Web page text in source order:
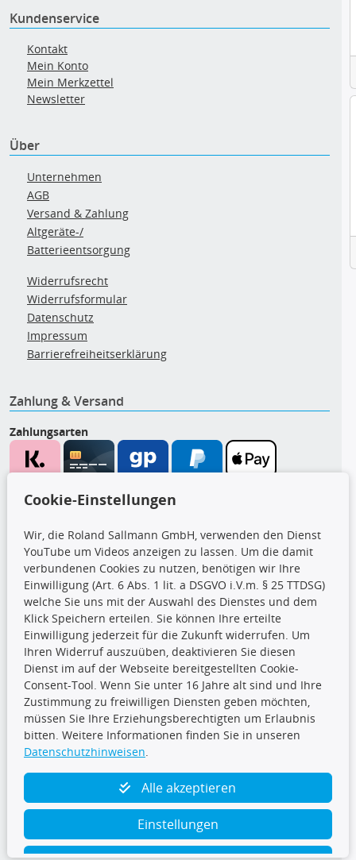
Kundenservice
Kontakt
Mein Konto
Mein Merkzettel
Newsletter
Über
Unternehmen
AGB
Versand & Zahlung
Altgeräte-/
Batterieentsorgung
Widerrufsrecht
Widerrufsformular
Datenschutz
Impressum
Barrierefreiheitserklärung
Zahlung & Versand
Zahlungsarten
CARAT Gruppe
Folge uns
TecDoc Inside
Cookie-Einstellungen
Wir, die Roland Sallmann GmbH, verwenden den Dienst
YouTube um Videos anzeigen zu lassen. Um die damit
verbundenen Cookies zu nutzen, benötigen wir Ihre
Einwilligung (Art. 6 Abs. 1 lit. a DSGVO i.V.m. § 25 TTDSG)
welche Sie uns mit der Auswahl des Dienstes und dem
Klick Speichern erteilen. Sie können Ihre erteilte
Einwilligung jederzeit für die Zukunft widerrufen. Um
Ihren Widerruf auszuüben, deaktivieren Sie diesen
Dienst im auf der Webseite bereitgestellten Cookie-
Consent-Tool. Wenn Sie unter 16 Jahre alt sind und Ihre
Zustimmung zu freiwilligen Diensten geben möchten,
müssen Sie Ihre Erziehungsberechtigten um Erlaubnis
bitten. Weitere Informationen finden Sie in unseren
Datenschutzhinweisen.
Alle akzeptieren
Einstellungen